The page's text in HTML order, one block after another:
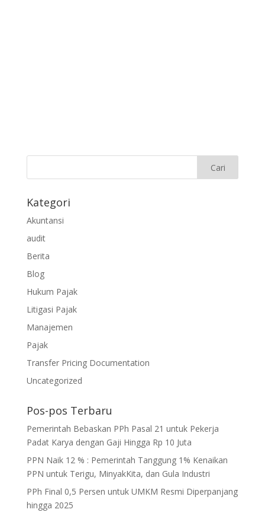
Kategori
Akuntansi
audit
Berita
Blog
Hukum Pajak
Litigasi Pajak
Manajemen
Pajak
Transfer Pricing Documentation
Uncategorized
Pos-pos Terbaru
Pemerintah Bebaskan PPh Pasal 21 untuk Pekerja
Padat Karya dengan Gaji Hingga Rp 10 Juta
PPN Naik 12 % : Pemerintah Tanggung 1% Kenaikan
PPN untuk Terigu, MinyakKita, dan Gula Industri
PPh Final 0,5 Persen untuk UMKM Resmi Diperpanjang
hingga 2025